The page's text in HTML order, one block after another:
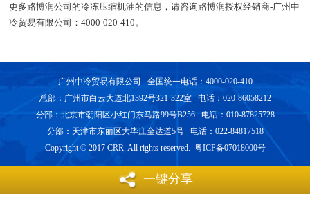
更多路博润公司的冷冻压缩机油的信息，请咨询路博润授权经销商-广州中
冷贸易有限公司：4000-020-410。
广州中冷贸易有限公司 全国统一电话：4000-020-410
总部：广州市白云大道北1392号321-322室 电话：020-86058212
分部：北京市朝阳区小红门东马路99号B256 电话：010-87825728
分部：天津市东丽区大毕庄金达道5号 电话：022-84817518
Copyright © 2017 CRR. All rights reserved. 粤ICP备07018000号
一键分享